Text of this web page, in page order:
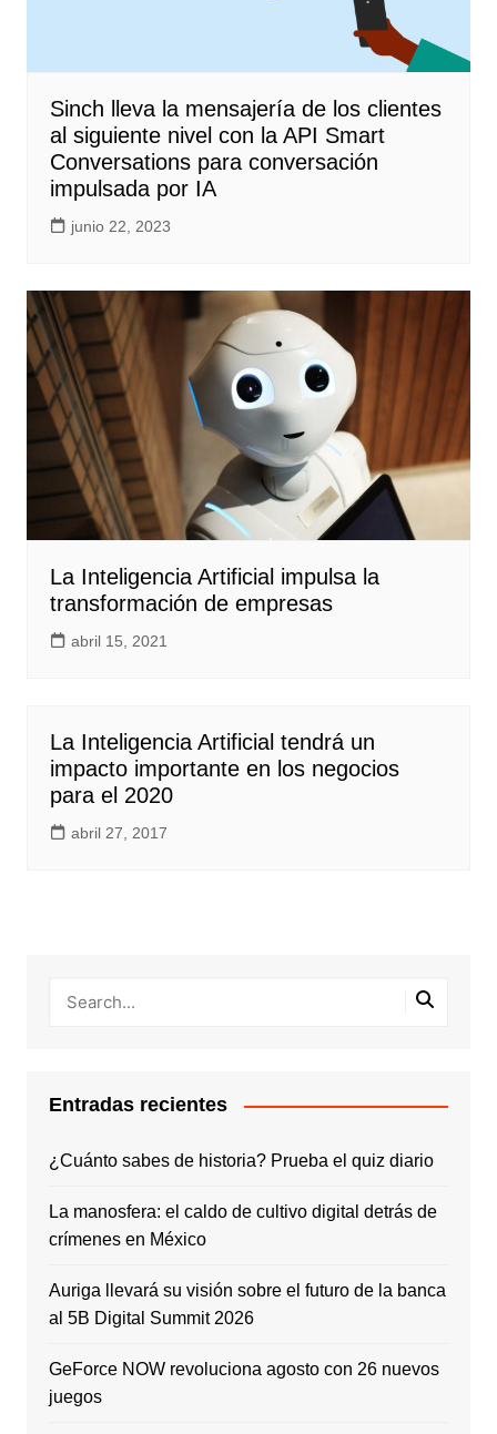
Sinch lleva la mensajería de los clientes
al siguiente nivel con la API Smart
Conversations para conversación
impulsada por IA
junio 22, 2023
La Inteligencia Artificial impulsa la
transformación de empresas
abril 15, 2021
La Inteligencia Artificial tendrá un
impacto importante en los negocios
para el 2020
abril 27, 2017
Entradas recientes
¿Cuánto sabes de historia? Prueba el quiz diario
La manosfera: el caldo de cultivo digital detrás de
crímenes en México
Auriga llevará su visión sobre el futuro de la banca
al 5B Digital Summit 2026
GeForce NOW revoluciona agosto con 26 nuevos
juegos